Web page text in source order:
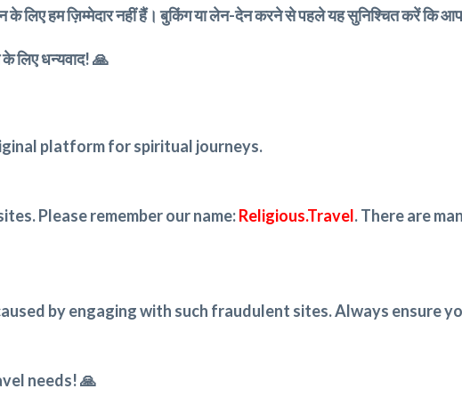
के लिए हम ज़िम्मेदार नहीं हैं। बुकिंग या लेन-देन करने से पहले यह सुनिश्चित करें कि
लिए धन्यवाद! 🙏
platform for spiritual journeys.
Please remember our name:Religious.Travel. There are
by engaging with such fraudulent sites. Always ensure
needs! 🙏